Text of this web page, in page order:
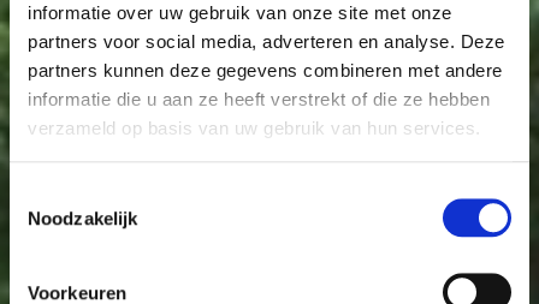
informatie over uw gebruik van onze site met onze
partners voor social media, adverteren en analyse. Deze
partners kunnen deze gegevens combineren met andere
informatie die u aan ze heeft verstrekt of die ze hebben
verzameld op basis van uw gebruik van hun services.
Noodzakelijk
Voorkeuren